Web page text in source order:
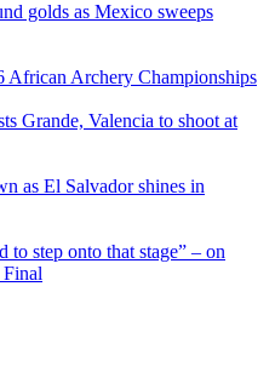
golds as Mexico sweeps
African Archery Championships
Grande, Valencia to shoot at
as El Salvador shines in
step onto that stage” – on